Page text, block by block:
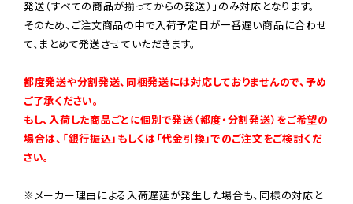
発送（すべての商品が揃ってからの発送）」のみ対応となります。
そのため、ご注文商品の中で入荷予定日が一番遅い商品に合わせ
て、まとめて発送させていただきます。
都度発送や分割発送、同梱発送には対応しておりませんので、予め
ご了承ください。
もし、入荷した商品ごとに個別で発送（都度・分割発送）をご希望の
場合は、「銀行振込」もしくは「代金引換」でのご注文をご検討くだ
さい。
※メーカー理由による入荷遅延が発生した場合も、同様の対応と